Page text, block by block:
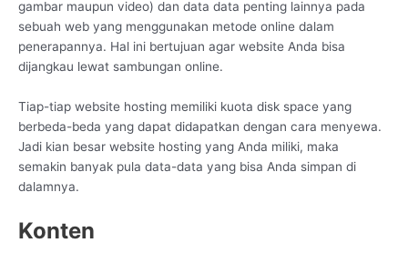
gambar maupun video) dan data data penting lainnya pada
sebuah web yang menggunakan metode online dalam
penerapannya. Hal ini bertujuan agar website Anda bisa
dijangkau lewat sambungan online.
Tiap-tiap website hosting memiliki kuota disk space yang
berbeda-beda yang dapat didapatkan dengan cara menyewa.
Jadi kian besar website hosting yang Anda miliki, maka
semakin banyak pula data-data yang bisa Anda simpan di
dalamnya.
Konten